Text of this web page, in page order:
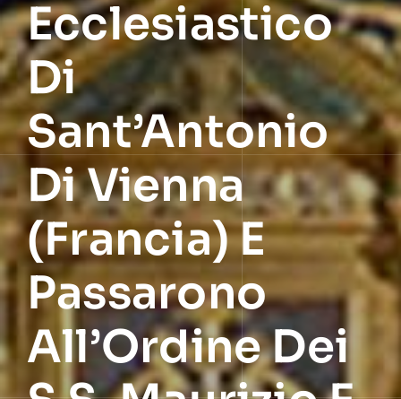
Ecclesiastico
Di
Sant’Antonio
Di Vienna
(Francia) E
Passarono
All’Ordine Dei